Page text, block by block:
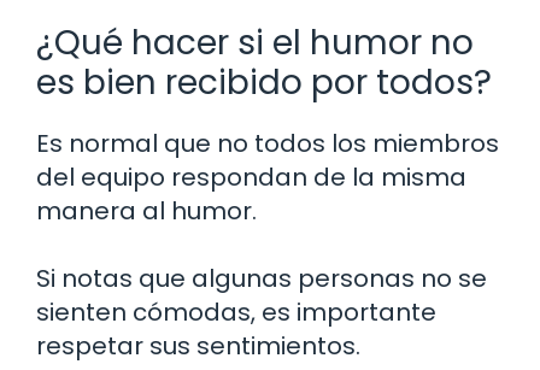
¿Qué hacer si el humor no
es bien recibido por todos?
Es normal que no todos los miembros
del equipo respondan de la misma
manera al humor.
Si notas que algunas personas no se
sienten cómodas, es importante
respetar sus sentimientos.